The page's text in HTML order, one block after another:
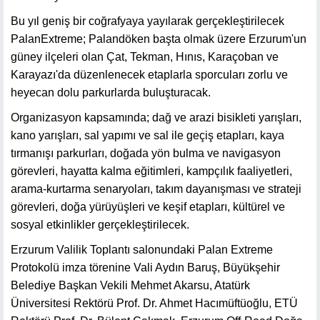
Bu yıl geniş bir coğrafyaya yayılarak gerçekleştirilecek
PalanExtreme; Palandöken başta olmak üzere Erzurum'un
güney ilçeleri olan Çat, Tekman, Hınıs, Karaçoban ve
Karayazı'da düzenlenecek etaplarla sporcuları zorlu ve
heyecan dolu parkurlarda buluşturacak.
Organizasyon kapsamında; dağ ve arazi bisikleti yarışları,
kano yarışları, sal yapımı ve sal ile geçiş etapları, kaya
tırmanışı parkurları, doğada yön bulma ve navigasyon
görevleri, hayatta kalma eğitimleri, kampçılık faaliyetleri,
arama-kurtarma senaryoları, takım dayanışması ve strateji
görevleri, doğa yürüyüşleri ve keşif etapları, kültürel ve
sosyal etkinlikler gerçekleştirilecek.
Erzurum Valilik Toplantı salonundaki Palan Extreme
Protokolü imza törenine Vali Aydın Baruş, Büyükşehir
Belediye Başkan Vekili Mehmet Akarsu, Atatürk
Üniversitesi Rektörü Prof. Dr. Ahmet Hacımüftüoğlu, ETÜ